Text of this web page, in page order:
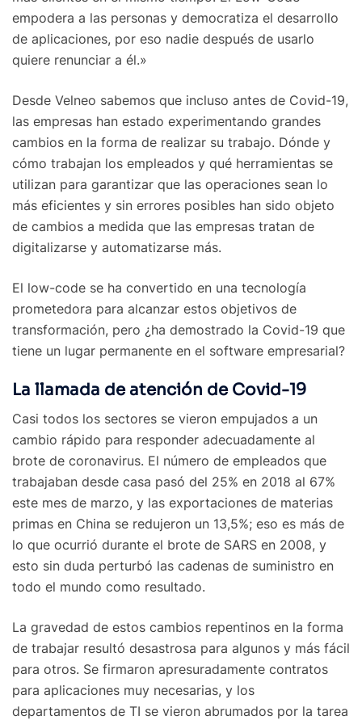
empodera a las personas y democratiza el desarrollo
de aplicaciones, por eso nadie después de usarlo
quiere renunciar a él.»
Desde Velneo sabemos que incluso antes de Covid-19,
las empresas han estado experimentando grandes
cambios en la forma de realizar su trabajo. Dónde y
cómo trabajan los empleados y qué herramientas se
utilizan para garantizar que las operaciones sean lo
más eficientes y sin errores posibles han sido objeto
de cambios a medida que las empresas tratan de
digitalizarse y automatizarse más.
El low-code se ha convertido en una tecnología
prometedora para alcanzar estos objetivos de
transformación, pero ¿ha demostrado la Covid-19 que
tiene un lugar permanente en el software empresarial?
La llamada de atención de Covid-19
Casi todos los sectores se vieron empujados a un
cambio rápido para responder adecuadamente al
brote de coronavirus. El número de empleados que
trabajaban desde casa pasó del 25% en 2018 al 67%
este mes de marzo, y las exportaciones de materias
primas en China se redujeron un 13,5%; eso es más de
lo que ocurrió durante el brote de SARS en 2008, y
esto sin duda perturbó las cadenas de suministro en
todo el mundo como resultado.
La gravedad de estos cambios repentinos en la forma
de trabajar resultó desastrosa para algunos y más fácil
para otros. Se firmaron apresuradamente contratos
para aplicaciones muy necesarias, y los
departamentos de TI se vieron abrumados por la tarea